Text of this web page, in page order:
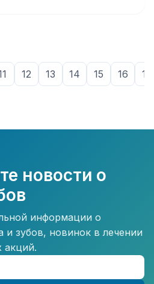
12 13 14 15 16 17
новости о
информации о
и зубов, новинок в лечении
акций.